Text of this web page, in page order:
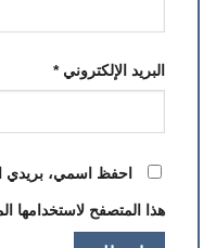
البريد الإلكتروني*
احفظ اسمي، بريدي
هذا المتصفح لاستخدامها